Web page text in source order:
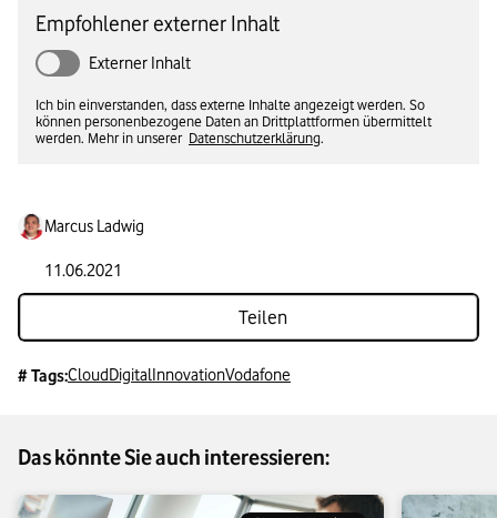
Empfohlener externer Inhalt
Externer Inhalt
Ich bin einverstanden, dass externe Inhalte angezeigt werden. So
können personenbezogene Daten an Drittplattformen übermittelt
werden. Mehr in unserer Datenschutzerklärung.
Marcus Ladwig
11.06.2021
Teilen
# Tags:CloudDigitalInnovationVodafone
Das könnte Sie auch interessieren: